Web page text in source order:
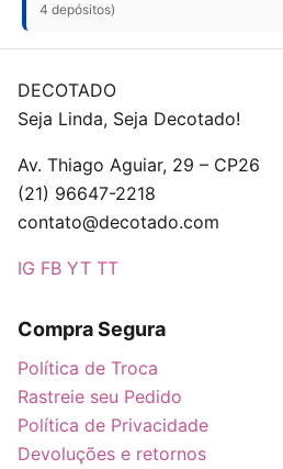
4 depósitos)
DECOTADO
Seja Linda, Seja Decotado!
Av. Thiago Aguiar, 29 – CP26
(21) 96647-2218
contato@decotado.com
IG FB YT TT
Compra Segura
Política de Troca
Rastreie seu Pedido
Política de Privacidade
Devoluções e retornos